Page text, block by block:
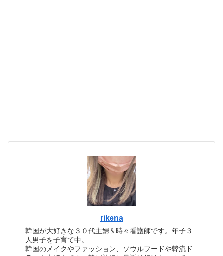
rikena
韓国が大好きな３０代主婦＆時々看護師です。年子３
人男子を子育て中。
韓国のメイクやファッション、ソウルフードや韓流ド